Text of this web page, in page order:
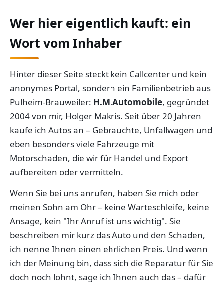
Wer hier eigentlich kauft: ein
Wort vom Inhaber
Hinter dieser Seite steckt kein Callcenter und kein
anonymes Portal, sondern ein Familienbetrieb aus
Pulheim-Brauweiler: H.M.Automobile, gegründet
2004 von mir, Holger Makris. Seit über 20 Jahren
kaufe ich Autos an – Gebrauchte, Unfallwagen und
eben besonders viele Fahrzeuge mit
Motorschaden, die wir für Handel und Export
aufbereiten oder vermitteln.
Wenn Sie bei uns anrufen, haben Sie mich oder
meinen Sohn am Ohr – keine Warteschleife, keine
Ansage, kein "Ihr Anruf ist uns wichtig". Sie
beschreiben mir kurz das Auto und den Schaden,
ich nenne Ihnen einen ehrlichen Preis. Und wenn
ich der Meinung bin, dass sich die Reparatur für Sie
doch noch lohnt, sage ich Ihnen auch das – dafür